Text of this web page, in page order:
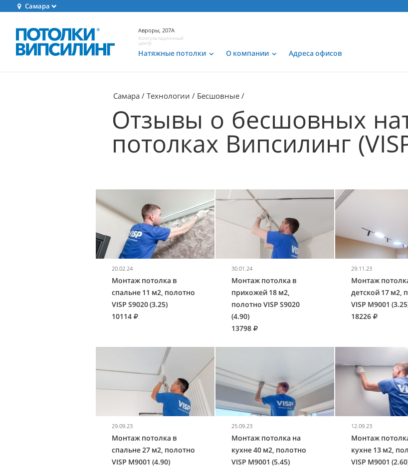
Самара
Авроры, 207А
Консультационный
центр
Натяжные потолки О компании Адреса офисов
Самара Технологии Бесшовные
Отзывы о бесшовных
потолках Випсилинг
20.02.24
Монтаж потолка в
спальне 11 м2, полотно
VISP S9020 (3.25)
10114
30.01.24
Монтаж потолка в
прихожей 18 м2,
полотно VISP S9020
(4.90)
13798
29.11.23
Монтаж
детской 17 м2,
VISP M9001
18226
29.09.23
Монтаж потолка в
спальне 27 м2, полотно
VISP M9001 (4.90)
25.09.23
Монтаж потолка на
кухне 40 м2, полотно
VISP M9001 (5.45)
12.09.23
Монтаж
кухне 13 м2,
VISP M9001